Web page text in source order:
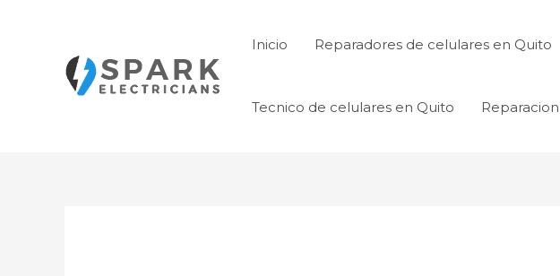
Inicio Reparadores de celulares en Quito
Tecnico de celulares en Quito